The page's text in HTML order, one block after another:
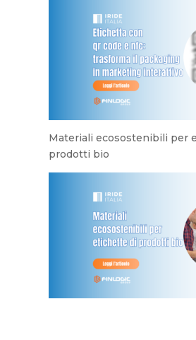
Materiali ecosostenibili per
prodotti bio